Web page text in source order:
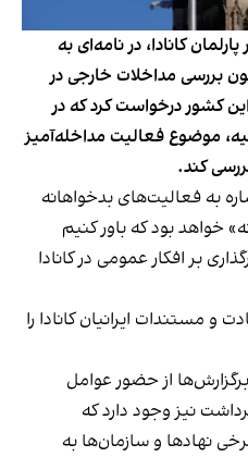
کانادا، در نامه‌ای به
مداخلات خارجی در
کشور درخواست کرد که در
موضوع فعالیت مداخله‌آمیز
کند.
به فعالیت‌های بدخواهانه
خواهد بود که باور کنیم
بر افکار عمومی در کانادا
مستندات ایرانیان کانادا را
از حضور عوامل
نیز وجود دارد که
نهادها و سازمان‌ها به